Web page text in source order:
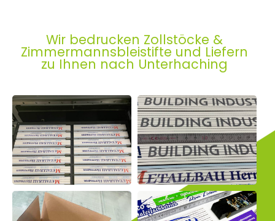
Wir bedrucken Zollstöcke &
Zimmermannsbleistifte und Liefern
zu Ihnen nach Unterhaching